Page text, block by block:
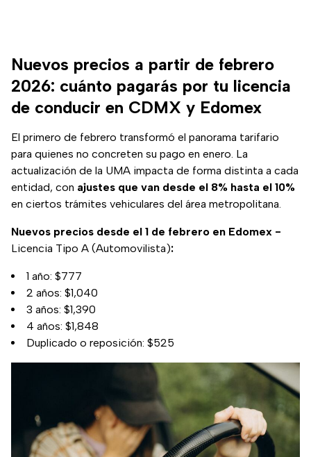
Nuevos precios a partir de febrero
2026: cuánto pagarás por tu licencia
de conducir en CDMX y Edomex
El primero de febrero transformó el panorama tarifario
para quienes no concreten su pago en enero. La
actualización de la UMA impacta de forma distinta a cada
entidad, con ajustes que van desde el 8% hasta el 10%
en ciertos trámites vehiculares del área metropolitana.
Nuevos precios desde el 1 de febrero en Edomex -
Licencia Tipo A (Automovilista):
1 año: $777
2 años: $1,040
3 años: $1,390
4 años: $1,848
Duplicado o reposición: $525